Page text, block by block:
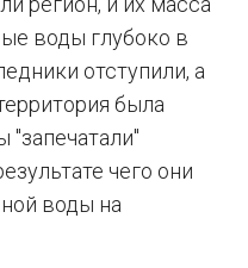
воды глубоко в
отступили, а
была
"запечатали"
чего они
воды на